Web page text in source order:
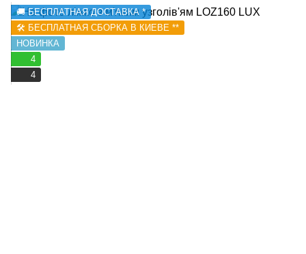
🚚 БЕСПЛАТНАЯ ДОСТАВКА *
🛠️ БЕСПЛАТНАЯ СБОРКА В КИЕВЕ **
НОВИНКА
4
4